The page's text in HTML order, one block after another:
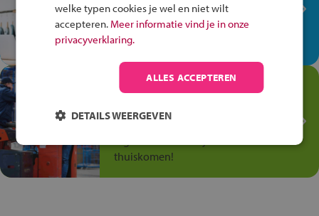
Ontdek via het vmbo jouw talent
op de winkelvloer, waar elke dag
anders is!
Jouw talent in de
thuiskomen!
welke typen cookies je wel en niet wilt
accepteren. Meer informatie vind je in onze
privacyverklaring.
ALLES ACCEPTEREN
DETAILS WEERGEVEN